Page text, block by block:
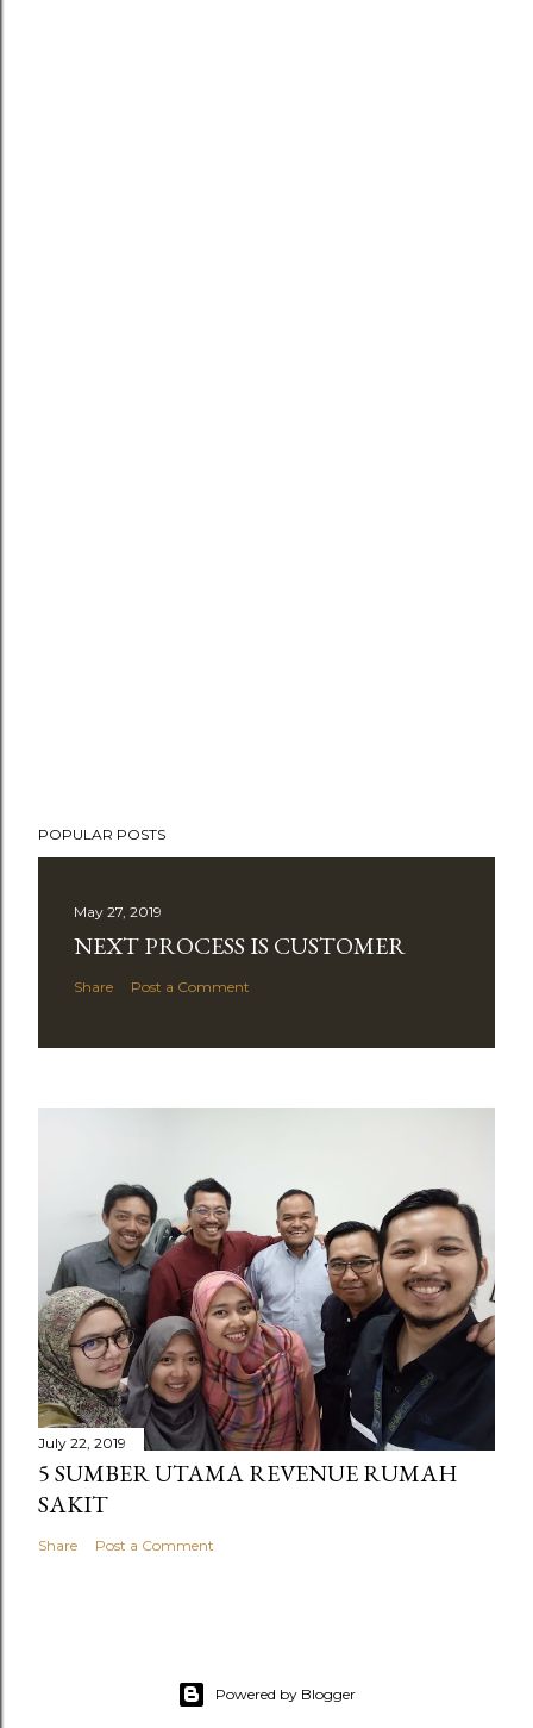
POPULAR POSTS
May 27, 2019
NEXT PROCESS IS CUSTOMER
Share Post a Comment
July 22, 2019
5 SUMBER UTAMA REVENUE RUMAH
SAKIT
Share Post a Comment
Powered by Blogger